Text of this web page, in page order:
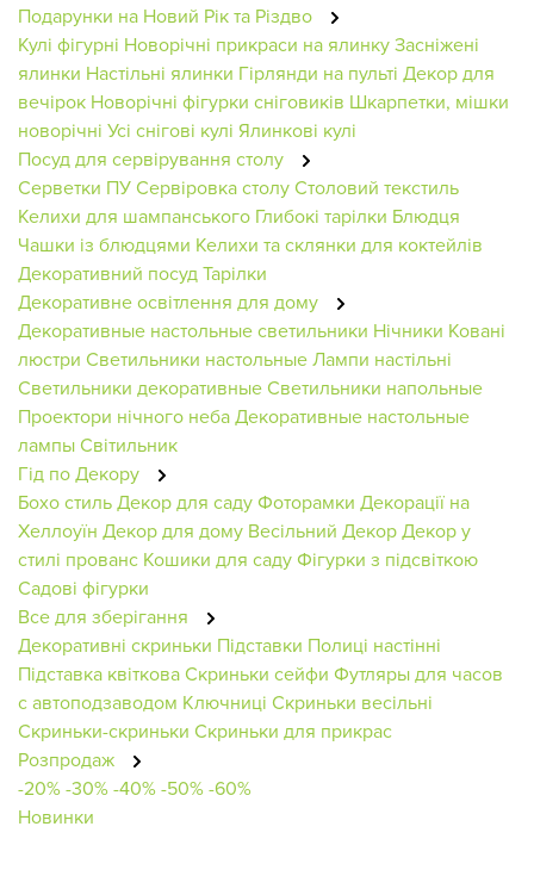
Подарунки на Новий Рік та Різдво
Кулі фігурні Новорічні прикраси на ялинкуЗасніжені
ялинки Настільні ялинки Гірлянди на пульті Декор для
вечірок Новорічні фігурки сніговиків Шкарпетки, мішки
новорічні Усі снігові кулі Ялинкові кулі
Посуд для сервірування столу
Серветки ПУСервіровка столуСтоловий текстиль
Келихи для шампанського Глибокі тарілки Блюдця
Чашки із блюдцями Келихи та склянки для коктейлів
Декоративний посудТарілки
Декоративне освітлення для дому
Декоративные настольные светильники Нічники Ковані
люстри Светильники настольныеЛампи настільні
Светильники декоративныеСветильники напольные
Проектори нічного небаДекоративные настольные
лампыСвітильник
Гід по Декору
Бохо стильДекор для садуФоторамки Декорації на
Хеллоуїн Декор для дому Весільний ДекорДекор у
стилі прованс Кошики для садуФігурки з підсвіткою
Садові фігурки
Все для зберігання
Декоративні скриньки Підставки Полиці настінні
Підставка квітковаСкриньки сейфи Футляры для часов
с автоподзаводом Ключниці Скриньки весільні
Скриньки-скриньки Скриньки для прикрас
Розпродаж
-20%-30%-40%-50%-60%
Новинки